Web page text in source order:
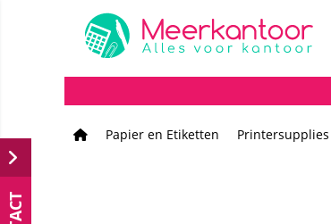
Papier en Etiketten Printersupplies